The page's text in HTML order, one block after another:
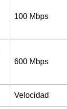
100 Mbps
600 Mbps
Velocidad